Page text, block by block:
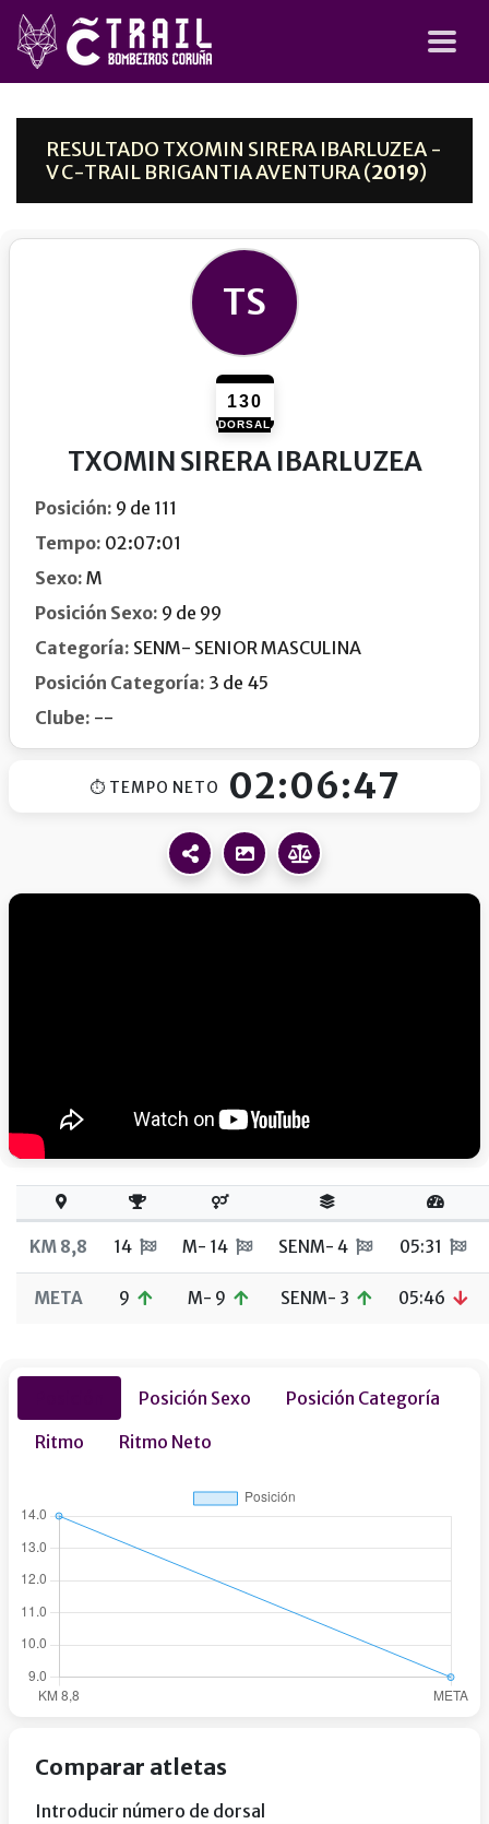
RESULTADO TXOMIN SIRERA IBARLUZEA -
V C-TRAIL BRIGANTIA AVENTURA (2019)
TS
130
DORSAL
TXOMIN SIRERA IBARLUZEA
Posición: 9 de 111
Tempo: 02:07:01
Sexo: M
Posición Sexo: 9 de 99
Categoría: SENM- SENIOR MASCULINA
Posición Categoría: 3 de 45
Clube: --
⏱ TEMPO NETO 02:06:47
KM 8,8 14 M- 14 SENM- 4 05:31
META 9 M- 9 SENM- 3 05:46
Posición Sexo
Posición Categoría
Ritmo
Ritmo Neto
Comparar atletas
Introducir número de dorsal